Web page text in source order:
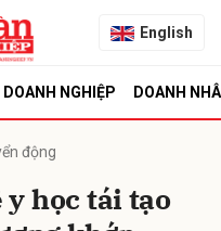
English
DOANH NGHIỆP DOANH
động
học tái tạo